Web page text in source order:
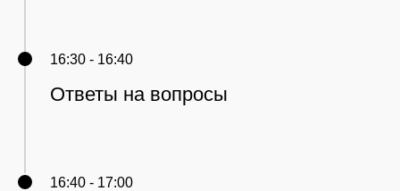
16:30 - 16:40
Ответы на вопросы
16:40 - 17:00